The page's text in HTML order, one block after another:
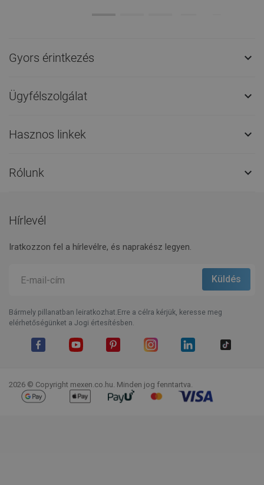
Gyors érintkezés 
Ügyfélszolgálat 
Hasznos linkek 
Rólunk 
Hírlevél
Iratkozzon fel a hírlevélre, és naprakész legyen.
Bármely pillanatban leiratkozhat.Erre a célra kérjük, keresse meg
elérhetőségünket a Jogi értesítésben.
2026 © Copyright mexen.co.hu. Minden jog fenntartva.